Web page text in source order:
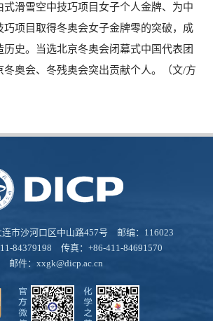
式滑雪空中技巧项目女子个人金牌、为中
巧项目取得冬奥会女子金牌零的突破，成
历史。当选北京冬奥会闭幕式中国代表团
冬奥会、冬残奥会突出贡献个人。（文/方
连市沙河口区中山路457号 邮编：116023
84379198 传真：+86-411-84691570
邮件： xxgk@dicp.ac.cn